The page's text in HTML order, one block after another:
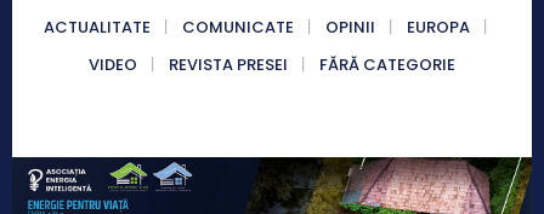
ACTUALITATE COMUNICATE OPINII
EUROPA
VIDEO
REVISTA PRESEI FĂRĂ CATEGORIE